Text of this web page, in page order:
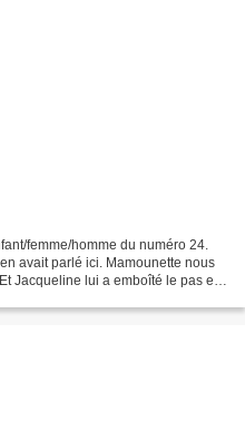
femme/homme du numéro 24.
avait parlé ici. Mamounette nous
Jacqueline lui a emboîté le pas en